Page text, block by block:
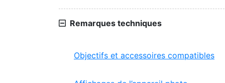
Remarques techniques
Objectifs et accessoires compatibles